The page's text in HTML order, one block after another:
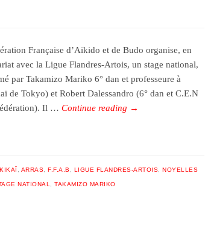
Française d’Aïkido et de Budo organise, en
avec la Ligue Flandres-Artois, un stage national,
par Takamizo Mariko 6° dan et professeure à
de Tokyo) et Robert Dalessandro (6° dan et C.E.N
Il …Continue reading →
ARRAS F.F.A.B LIGUE FLANDRES-ARTOIS NOYELLES
NATIONAL TAKAMIZO MARIKO